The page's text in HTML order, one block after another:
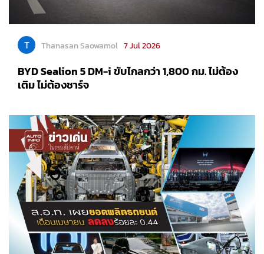
T Thanasan Saowamol 7 Jul 2026
BYD Sealion 5 DM-i ขับไกลกว่า 1,800 กม. ไม่ต้อง
เติม ไม่ต้องชาร์จ